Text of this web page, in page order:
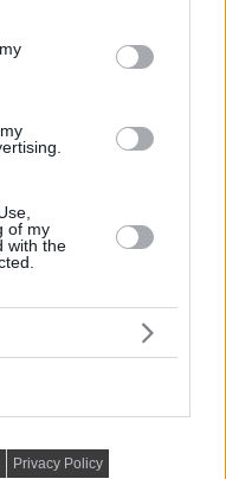
in below Google
of my
with the
Privacy Policy
TIPPEK, TANÁCSOK